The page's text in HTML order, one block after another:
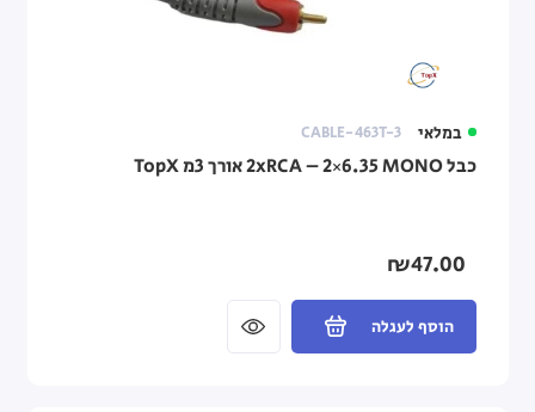
במלאי CABLE-463T-3
כבל 2xRCA – 2×6.35 MONO אורך 3מ TopX
₪47.00
הוסף לעגלה